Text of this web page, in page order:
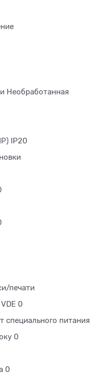
Необработанная
IP20
печати
0
специального питания
0
0